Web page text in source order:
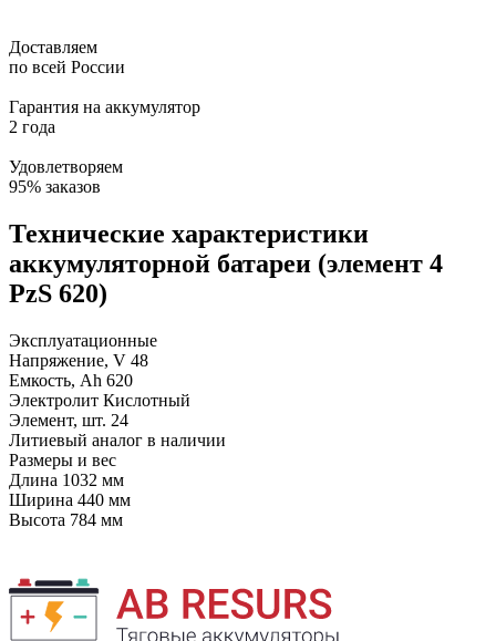
Доставляем
по всей России
Гарантия на аккумулятор
2 года
Удовлетворяем
95% заказов
Технические характеристики
аккумуляторной батареи (элемент 4
PzS 620)
Эксплуатационные
Напряжение, V 48
Емкость, Ah 620
Электролит Кислотный
Элемент, шт. 24
Литиевый аналог в наличии
Размеры и вес
Длина 1032 мм
Ширина 440 мм
Высота 784 мм